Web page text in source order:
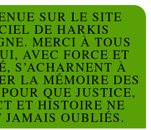
SUR LE SITE
DE HARKIS
MERCI À TOUS
AVEC FORCE ET
S’ACHARNENT À
LA MÉMOIRE DES
QUE JUSTICE,
ET HISTOIRE NE
JAMAIS OUBLIÉS.